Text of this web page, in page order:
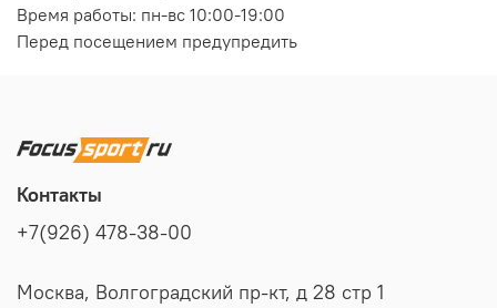
Время работы: пн-вс 10:00-19:00
Перед посещением предупредить
Контакты
+7(926) 478-38-00
Москва, Волгоградский пр-кт, д 28 стр 1